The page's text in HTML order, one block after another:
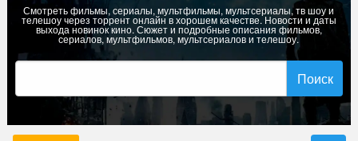
Смотреть фильмы, сериалы, мультфильмы, мультсериалы, тв шоу и
телешоу через торрент онлайн в хорошем качестве. Новости и даты
выхода новинок кино. Сюжет и подробные описания фильмов,
сериалов, мультфильмов, мультсериалов и телешоу.